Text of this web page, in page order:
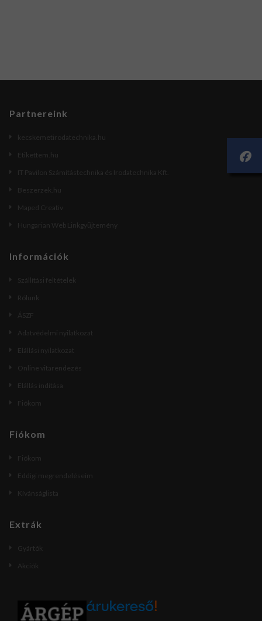
Partnereink
kecskemetirodatechnika.hu
Etikettem.hu
IT Pavilon Számítástechnika és Irodatechnika Kft.
Beszerzek.hu
Maped Creativ
Hungarian Web Linkgyűjtemény
Információk
Szállítási feltételek
Rólunk
ÁSZF
Adatvédelmi nyilatkozat
Elállási nyilatkozat
Online vitarendezés
Elállás indítása
Fiókom
Fiókom
Fiókom
Eddigi megrendeléseim
Kívánságlista
Extrák
Gyártók
Akciók